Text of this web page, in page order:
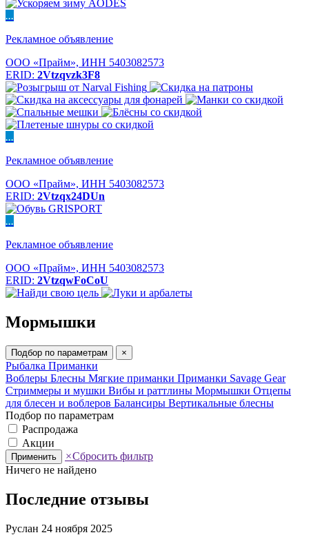
...
Рекламное объявление
ООО «Прайм», ИНН 5403082573
ERID: 2Vtzqvzk3F8
...
Рекламное объявление
ООО «Прайм», ИНН 5403082573
ERID: 2Vtzqx24DUn
...
Рекламное объявление
ООО «Прайм», ИНН 5403082573
ERID: 2VtzqwFoCoU
Мормышки
Подбор по параметрам ×
Рыбалка Приманки
Воблеры Блесны Мягкие приманки Приманки Savage Gear
Стриммеры и мушки Вибы и раттлины Мормышки Отцепы
для блесен и воблеров Балансиры Вертикальные блесны
Подбор по параметрам
Распродажа
Акции
Применить ×Сбросить фильтр
Ничего не найдено
Последние отзывы
Руслан 24 ноября 2025